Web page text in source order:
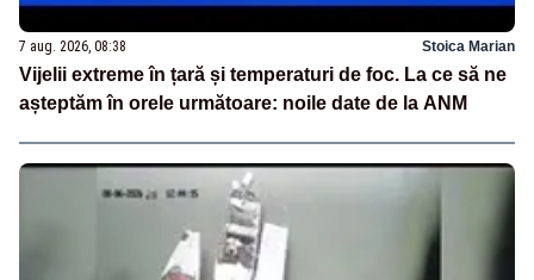
7 aug. 2026, 08:38 Stoica Marian
Vijelii extreme în țară și temperaturi de foc. La ce să ne
așteptăm în orele următoare: noile date de la ANM